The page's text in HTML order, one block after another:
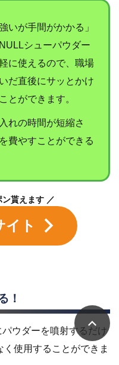
いが手間がかかる」
シューパウダー
に使えるので、職場
だ直後にサッとかけ
とができます。
れの時間が短縮さ
費やすことができる
貰えます ／
イト
！
ウダーを噴射するだけ
使用することができま